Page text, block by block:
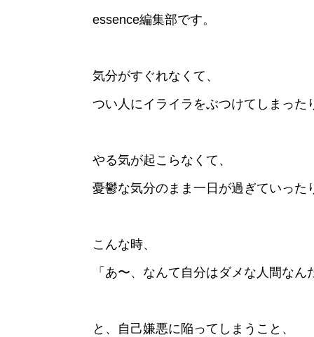
essence編集部です。
気分がすぐれなくて、
つい人にイライラをぶつけてしまった
やる気が起こらなくて、
憂鬱な気分のまま一日が過ぎていった
こんな時、
「あ〜、なんて自分はダメな人間なん
と、自己嫌悪に陥ってしまうこと、